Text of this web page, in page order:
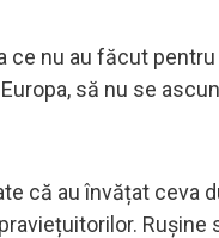
ce nu au făcut
să nu se
că au învățat ceva
Rușine